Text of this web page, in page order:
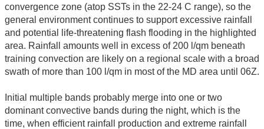
convergence zone (atop SSTs in the 22-24 C range), so the
general environment continues to support excessive rainfall
and potential life-threatening flash flooding in the highlighted
area. Rainfall amounts well in excess of 200 l/qm beneath
training convection are likely on a regional scale with a broad
swath of more than 100 l/qm in most of the MD area until 06Z.
Initial multiple bands probably merge into one or two
dominant convective bands during the night, which is the
time, when efficient rainfall production and extreme rainfall